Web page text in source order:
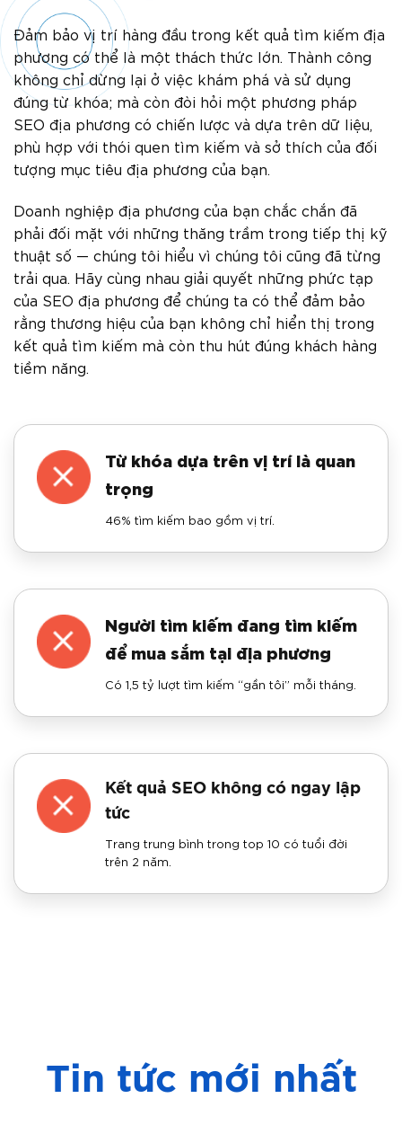
Đảm bảo vị trí hàng đầu trong kết quả tìm kiếm địa
phương có thể là một thách thức lớn. Thành công
không chỉ dừng lại ở việc khám phá và sử dụng
đúng từ khóa; mà còn đòi hỏi một phương pháp
SEO địa phương có chiến lược và dựa trên dữ liệu,
phù hợp với thói quen tìm kiếm và sở thích của đối
tượng mục tiêu địa phương của bạn.
Doanh nghiệp địa phương của bạn chắc chắn đã
phải đối mặt với những thăng trầm trong tiếp thị kỹ
thuật số — chúng tôi hiểu vì chúng tôi cũng đã từng
trải qua. Hãy cùng nhau giải quyết những phức tạp
của SEO địa phương để chúng ta có thể đảm bảo
rằng thương hiệu của bạn không chỉ hiển thị trong
kết quả tìm kiếm mà còn thu hút đúng khách hàng
tiềm năng.
Từ khóa dựa trên vị trí là quan
trọng
46% tìm kiếm bao gồm vị trí.
Người tìm kiếm đang tìm kiếm
để mua sắm tại địa phương
Có 1,5 tỷ lượt tìm kiếm “gần tôi” mỗi tháng.
Kết quả SEO không có ngay lập
tức
Trang trung bình trong top 10 có tuổi đời
trên 2 năm.
Tin tức mới nhất